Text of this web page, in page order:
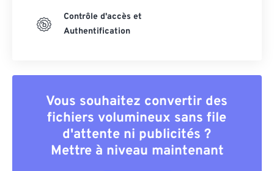
Contrôle d'accès et
Authentification
Vous souhaitez convertir des
fichiers volumineux sans file
d'attente ni publicités ?
Mettre à niveau maintenant